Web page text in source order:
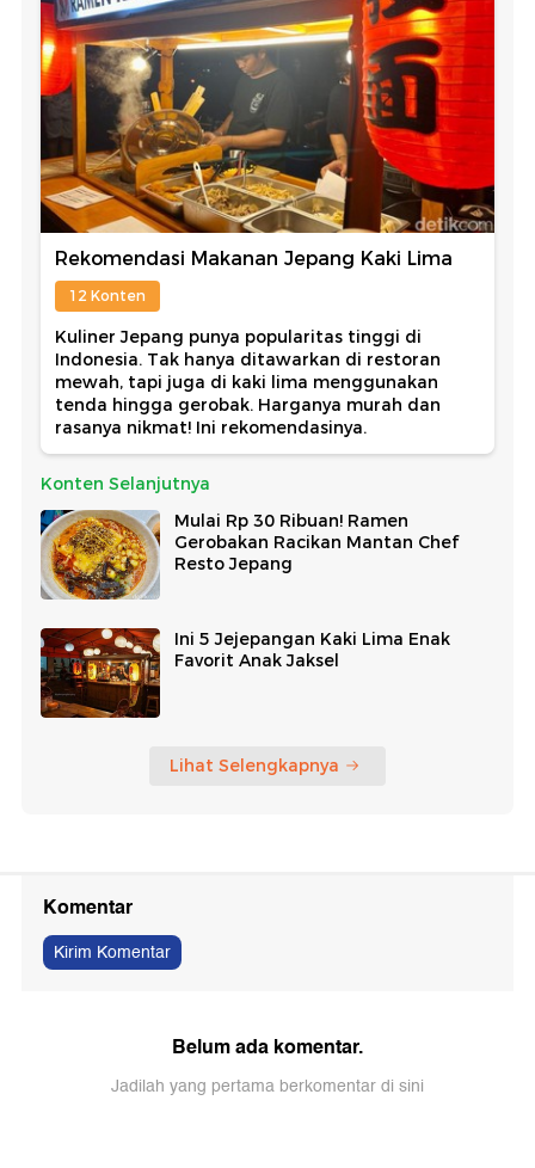
Rekomendasi Makanan Jepang Kaki Lima
12 Konten
Kuliner Jepang punya popularitas tinggi di
Indonesia. Tak hanya ditawarkan di restoran
mewah, tapi juga di kaki lima menggunakan
tenda hingga gerobak. Harganya murah dan
rasanya nikmat! Ini rekomendasinya.
Konten Selanjutnya
Mulai Rp 30 Ribuan! Ramen
Gerobakan Racikan Mantan Chef
Resto Jepang
Ini 5 Jejepangan Kaki Lima Enak
Favorit Anak Jaksel
Lihat Selengkapnya
Komentar
Kirim Komentar
Belum ada komentar.
Jadilah yang pertama berkomentar di sini